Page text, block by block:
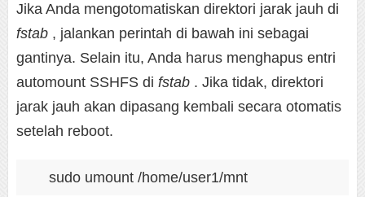
Jika Anda mengotomatiskan direktori jarak jauh di
fstab , jalankan perintah di bawah ini sebagai
gantinya. Selain itu, Anda harus menghapus entri
automount SSHFS di fstab . Jika tidak, direktori
jarak jauh akan dipasang kembali secara otomatis
setelah reboot.